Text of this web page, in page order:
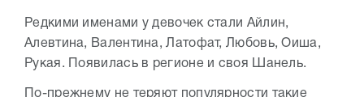
Редкими именами у девочек стали Айлин,
Алевтина, Валентина, Латофат, Любовь, Оиша,
Рукая. Появилась в регионе и своя Шанель.
По-прежнему не теряют популярности такие